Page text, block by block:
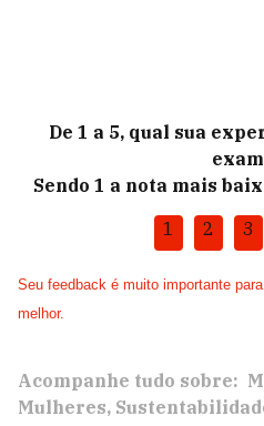
De 1 a 5, qual sua
Sendo 1 a nota mais
1
2 3
Seu feedback é muito importante
melhor.
Acompanhe tudo sobre:
Mulheres